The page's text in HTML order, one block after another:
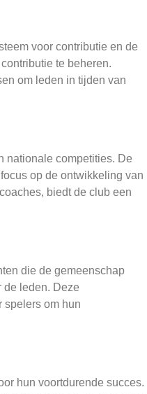
voor contributie en de
te beheren.
om leden in tijden van
nationale competities. De
op de ontwikkeling van
biedt de club een
die de gemeenschap
de leden. Deze
spelers om hun
hun voortdurende succes.